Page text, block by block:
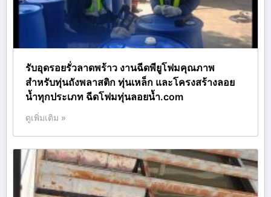
รับอุดรอยรั่วลาดพร้าว งานฉีดพียูโฟมคุณภาพ
สำหรับทุ่นถังพลาสติก ทุ่นเหล็ก และโครงสร้างลอย
น้ำทุกประเภท ฉีดโฟมทุ่นลอยน้ำ.com
ดูเพิ่มเติม »